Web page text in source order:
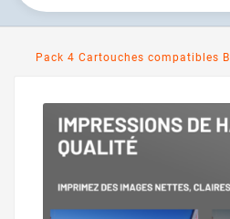
Pack 4 Cartouches compatibles